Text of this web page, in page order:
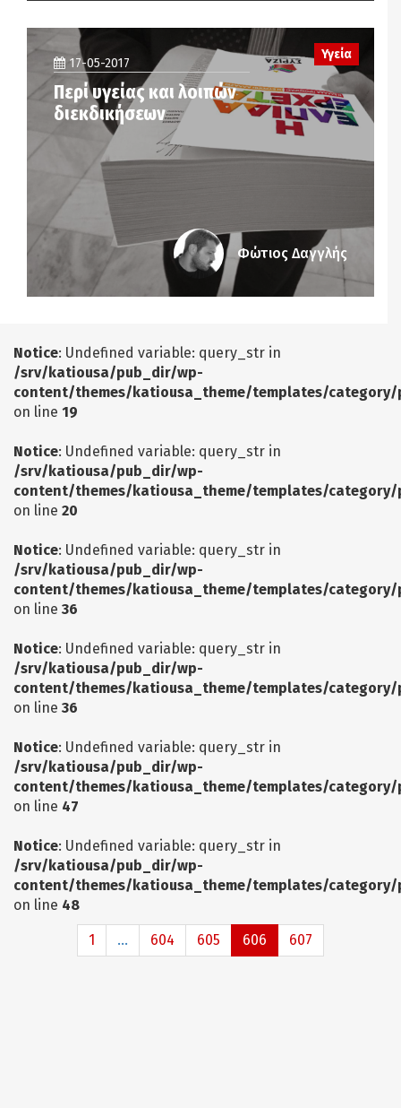
17-05-2017
Περί υγείας και λοιπών
διεκδικήσεων
Υγεία
Φώτιος Δαγγλής
Notice: Undefined variable: query_str in
/srv/katiousa/pub_dir/wp-
content/themes/katiousa_theme/templates/
on line 19
Notice: Undefined variable: query_str in
/srv/katiousa/pub_dir/wp-
content/themes/katiousa_theme/templates/
on line 20
Notice: Undefined variable: query_str in
/srv/katiousa/pub_dir/wp-
content/themes/katiousa_theme/templates/
on line 36
Notice: Undefined variable: query_str in
/srv/katiousa/pub_dir/wp-
content/themes/katiousa_theme/templates/
on line 36
Notice: Undefined variable: query_str in
/srv/katiousa/pub_dir/wp-
content/themes/katiousa_theme/templates/
on line 47
Notice: Undefined variable: query_str in
/srv/katiousa/pub_dir/wp-
content/themes/katiousa_theme/templates/
on line 48
1 ... 604 605 606 607